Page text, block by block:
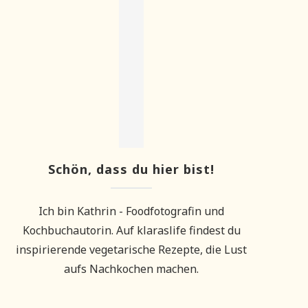
Schön, dass du hier bist!
Ich bin Kathrin - Foodfotografin und
Kochbuchautorin. Auf klaraslife findest du
inspirierende vegetarische Rezepte, die Lust
aufs Nachkochen machen.